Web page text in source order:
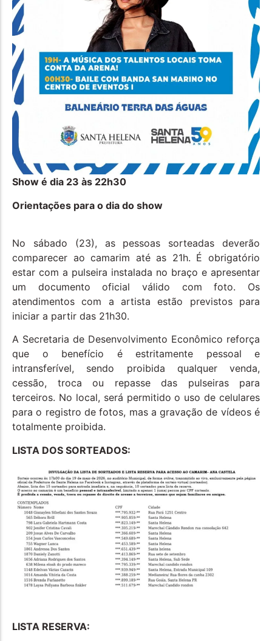
Show é dia 23 às 22h30
Orientações para o dia do show
No sábado (23), as pessoas sorteadas deverão
comparecer ao camarim até as 21h. É obrigatório
estar com a pulseira instalada no braço e apresentar
um documento oficial válido com foto. Os
atendimentos com a artista estão previstos para
iniciar a partir das 21h30.
A Secretaria de Desenvolvimento Econômico reforça
que o benefício é estritamente pessoal e
intransferível, sendo proibida qualquer venda,
cessão, troca ou repasse das pulseiras para
terceiros. No local, será permitido o uso de celulares
para o registro de fotos, mas a gravação de vídeos é
totalmente proibida.
LISTA DOS SORTEADOS:
LISTA RESERVA: